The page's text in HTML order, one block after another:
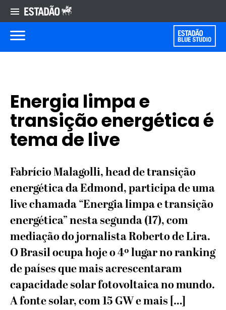
Energia limpa e
transição energética é
tema de live
Fabrício Malagolli, head de transição
energética da Edmond, participa de uma
live chamada “Energia limpa e transição
energética” nesta segunda (17), com
mediação do jornalista Roberto de Lira.
O Brasil ocupa hoje o 4º lugar no ranking
de países que mais acrescentaram
capacidade solar fotovoltaica no mundo.
A fonte solar, com 15 GW e mais […]